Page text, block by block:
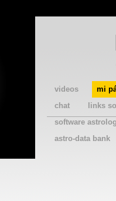
videos
mi
chat
links
software
astro-data bank